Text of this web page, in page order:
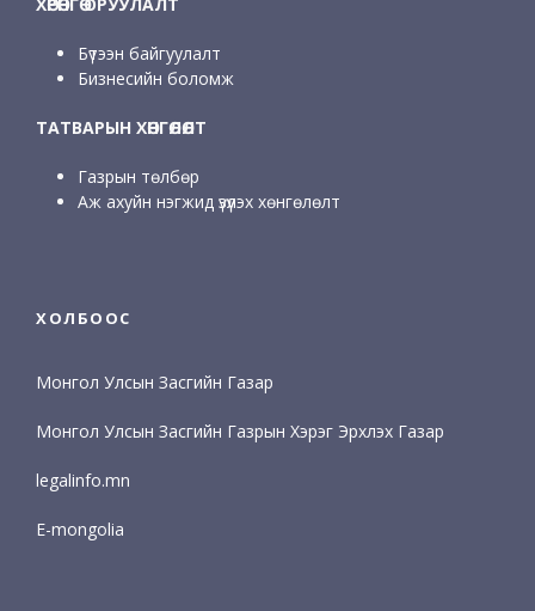
Бүтээн байгуулалт
Бизнесийн боломж
ТАТВАРЫН ХӨНГӨЛӨЛТ
Газрын төлбөр
Аж ахуйн нэгжид үзүүлэх хөнгөлөлт
ХОЛБООС
Монгол Улсын Засгийн Газар
Монгол Улсын Засгийн Газрын Хэрэг Эрхлэх Газар
legalinfo.mn
E-mongolia